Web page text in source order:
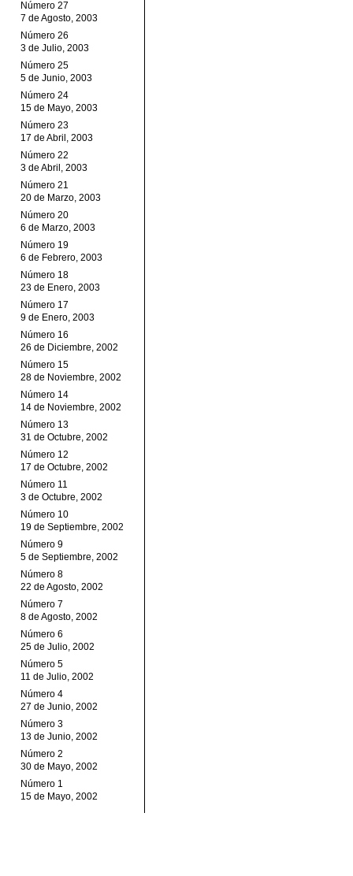
Número 27
7 de Agosto, 2003
Número 26
3 de Julio, 2003
Número 25
5 de Junio, 2003
Número 24
15 de Mayo, 2003
Número 23
17 de Abril, 2003
Número 22
3 de Abril, 2003
Número 21
20 de Marzo, 2003
Número 20
6 de Marzo, 2003
Número 19
6 de Febrero, 2003
Número 18
23 de Enero, 2003
Número 17
9 de Enero, 2003
Número 16
26 de Diciembre, 2002
Número 15
28 de Noviembre, 2002
Número 14
14 de Noviembre, 2002
Número 13
31 de Octubre, 2002
Número 12
17 de Octubre, 2002
Número 11
3 de Octubre, 2002
Número 10
19 de Septiembre, 2002
Número 9
5 de Septiembre, 2002
Número 8
22 de Agosto, 2002
Número 7
8 de Agosto, 2002
Número 6
25 de Julio, 2002
Número 5
11 de Julio, 2002
Número 4
27 de Junio, 2002
Número 3
13 de Junio, 2002
Número 2
30 de Mayo, 2002
Número 1
15 de Mayo, 2002